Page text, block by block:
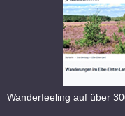
Wanderfeeling auf über